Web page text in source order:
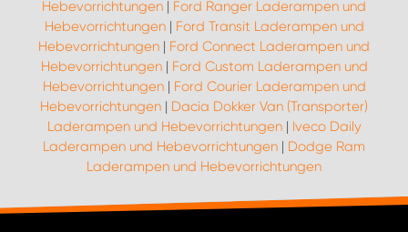
Hebevorrichtungen | Ford Ranger Laderampen und
Hebevorrichtungen| Ford Transit Laderampen und
Hebevorrichtungen | Ford Connect Laderampen und
Hebevorrichtungen| Ford Custom Laderampen und
Hebevorrichtungen| Ford Courier Laderampen und
Hebevorrichtungen | Dacia Dokker Van (Transporter)
Laderampen und Hebevorrichtungen| Iveco Daily
Laderampen und Hebevorrichtungen | Dodge Ram
Laderampen und Hebevorrichtungen